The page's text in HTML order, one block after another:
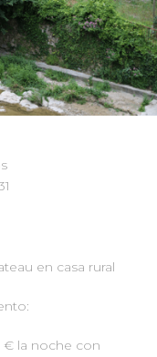
en casa rural
€ la noche con